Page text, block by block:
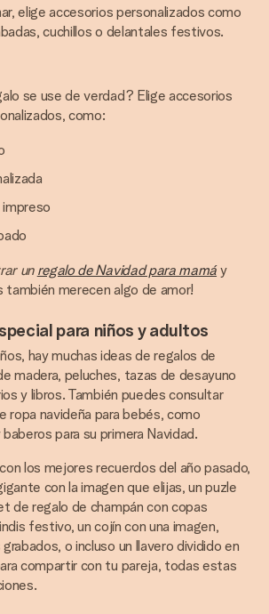
elige accesorios personalizados como
cuchillos o delantales festivos.
se use de verdad? Elige accesorios
como:
impreso
un regalo de Navidad para mamáy
también merecen algo de amor!
para niños y adultos
hay muchas ideas de regalos de
madera, peluches, tazas de desayuno
y libros. También puedes consultar
ropa navideña para bebés, como
para su primera Navidad.
los mejores recuerdos del año pasado,
con la imagen que elijas, un puzle
de regalo de champán con copas
festivo, un cojín con una imagen,
o incluso un llavero dividido en
compartir con tu pareja, todas estas